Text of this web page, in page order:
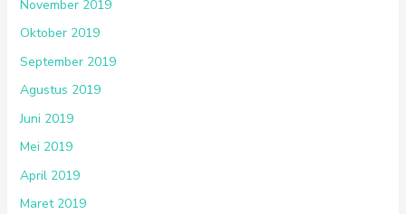
November 2019
Oktober 2019
September 2019
Agustus 2019
Juni 2019
Mei 2019
April 2019
Maret 2019